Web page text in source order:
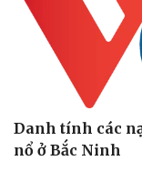
Danh tính các
nổ ở Bắc Ninh